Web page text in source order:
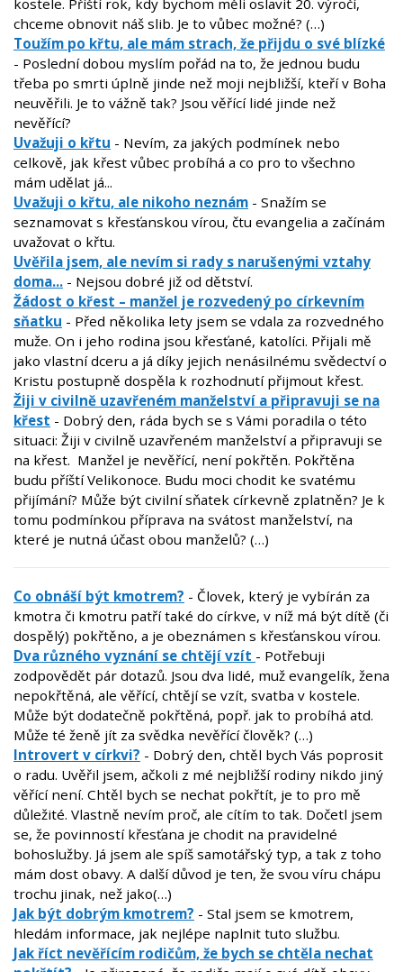
kostele. Příští rok, kdy bychom měli oslavit 20. výročí,
chceme obnovit náš slib. Je to vůbec možné? (…)
Toužím po křtu, ale mám strach, že přijdu o své blízké
- Poslední dobou myslím pořád na to, že jednou budu
třeba po smrti úplně jinde než moji nejbližší, kteří v Boha
neuvěřili. Je to vážně tak? Jsou věřící lidé jinde než
nevěřící?
Uvažuji o křtu - Nevím, za jakých podmínek nebo
celkově, jak křest vůbec probíhá a co pro to všechno
mám udělat já...
Uvažuji o křtu, ale nikoho neznám - Snažím se
seznamovat s křesťanskou vírou, čtu evangelia a začínám
uvažovat o křtu.
Uvěřila jsem, ale nevím si rady s narušenými vztahy
doma... - Nejsou dobré již od dětství.
Žádost o křest – manžel je rozvedený po církevním
sňatku - Před několika lety jsem se vdala za rozvedného
muže. On i jeho rodina jsou křesťané, katolíci. Přijali mě
jako vlastní dceru a já díky jejich nenásilnému svědectví o
Kristu postupně dospěla k rozhodnutí přijmout křest.
Žiji v civilně uzavřeném manželství a připravuji se na
křest - Dobrý den, ráda bych se s Vámi poradila o této
situaci: Žiji v civilně uzavřeném manželství a připravuji se
na křest. Manžel je nevěřící, není pokřtěn. Pokřtěna
budu příští Velikonoce. Budu moci chodit ke svatému
přijímání? Může být civilní sňatek církevně zplatněn? Je k
tomu podmínkou příprava na svátost manželství, na
které je nutná účast obou manželů? (…)
Co obnáší být kmotrem? - Človek, který je vybírán za
kmotra či kmotru patří také do církve, v níž má být dítě (či
dospělý) pokřtěno, a je obeznámen s křesťanskou vírou.
Dva různého vyznání se chtějí vzít - Potřebuji
zodpovědět pár dotazů. Jsou dva lidé, muž evangelík, žena
nepokřtěná, ale věřící, chtějí se vzít, svatba v kostele.
Může být dodatečně pokřtěná, popř. jak to probíhá atd.
Může té ženě jít za svědka nevěřící člověk? (…)
Introvert v církvi? - Dobrý den, chtěl bych Vás poprosit
o radu. Uvěřil jsem, ačkoli z mé nejbližší rodiny nikdo jiný
věřící není. Chtěl bych se nechat pokřtít, je to pro mě
důležité. Vlastně nevím proč, ale cítím to tak. Dočetl jsem
se, že povinností křesťana je chodit na pravidelné
bohoslužby. Já jsem ale spíš samotářský typ, a tak z toho
mám dost obavy. A další důvod je ten, že svou víru chápu
trochu jinak, než jako(…)
Jak být dobrým kmotrem? - Stal jsem se kmotrem,
hledám informace, jak nejlépe naplnit tuto službu.
Jak říct nevěřícím rodičům, že bych se chtěla nechat